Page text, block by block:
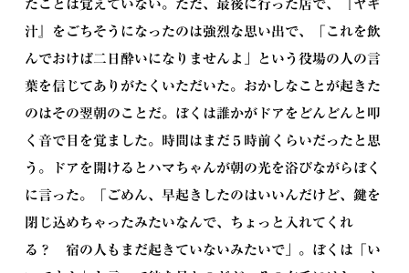
たことは覚えていない。ただ、最後に行った店で、『ヤギ
汁』をごちそうになったのは強烈な思い出で、「これを飲
んでおけば二日酔いになりませんよ」という役場の人の言
葉を信じてありがたくいただいた。おかしなことが起きた
のはその翌朝のことだ。ぼくは誰かがドアをどんどんと叩
く音で目を覚ました。時間はまだ５時前くらいだったと思
う。ドアを開けるとハマちゃんが朝の光を浴びながらぼく
に言った。「ごめん、早起きしたのはいいんだけど、鍵を
閉じ込めちゃったみたいなんで、ちょっと入れてくれ
る？ 宿の人もまだ起きていないみたいで」。ぼくは「い